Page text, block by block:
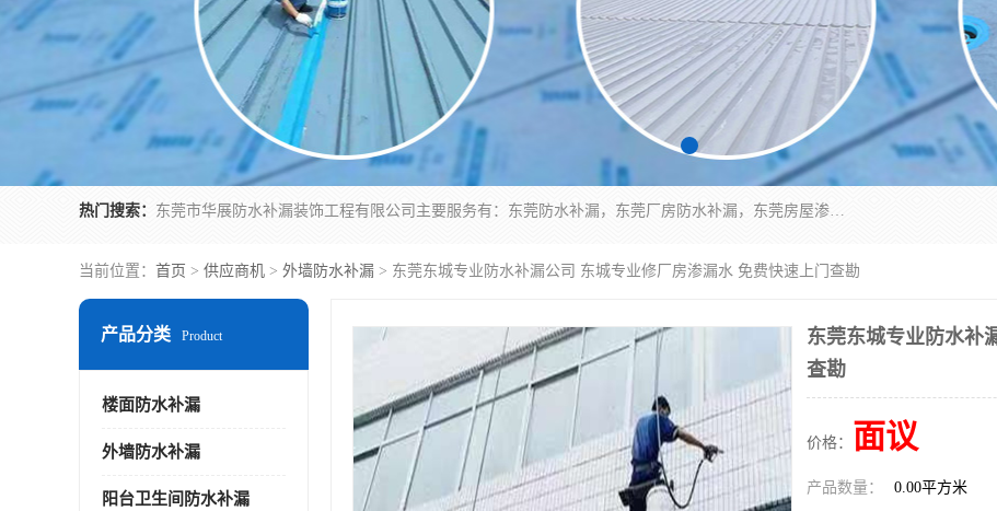
热门搜索： 东莞市华展防水补漏装饰工程有限公司主要服务有：东莞防水补漏，东莞厂房防水补漏，东莞房屋渗漏水维修，楼面漏水维修，裂缝补漏，伸缩缝补漏，卫生间防水改造，厕所漏水补漏，外墙窗台补漏，电梯井堵漏，地下车库防水引水工程等
当前位置： 首页 > 供应商机 > 外墙防水补漏 > 东莞东城专业防水补漏公司 东城专业修厂房渗漏水 免费快速上门查勘
产品分类 Product
楼面防水补漏
外墙防水补漏
阳台卫生间防水补漏
东莞东城专业防水补
查勘
价格： 面议
产品数量： 0.00平方米